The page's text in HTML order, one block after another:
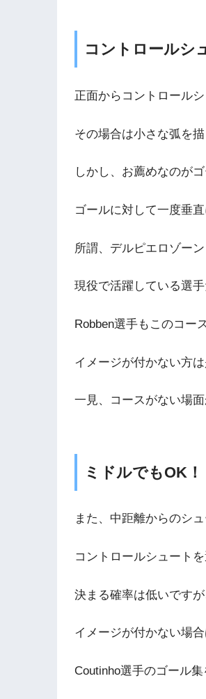
コントロールシ
正面からコントロール
その場合は小さな弧を
しかし、お薦めなのが
ゴールに対して一度垂
所謂、デルピエロゾーン
現役で活躍している選
Robben選手もこのコー
イメージが付かない方
一見、コースがない場
ミドルでもOK！
また、中距離からのシ
コントロールシュート
決まる確率は低いです
イメージが付かない場
Coutinho選手のゴール